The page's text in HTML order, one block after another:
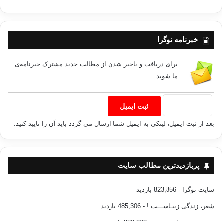
آنها تصور می کردند آقا تنها به دلیل زیبایی های ظاهری شان جذبشان شده و
او بفهماند که بهتر است این رابطه تمام شود.
خانم هایی که از خیانت جنسی بیشتر آسیب می بینند به مردها به عنوان
دست آویزی برای بر آورده کردن نیازهای جنسی شان نگاه می کنند. به همین
دلیل در زمان بروز خیانت جنسی احساس می کنند که شریک زندگی شان
توجه خود را به کس دیگری معطوف کرده حالا چه صرفا از نظر جنسی باشد و
چه از نظر احساسی و جنسی. آنها در این حالت تصمصم گیرند که رابطه را
ترک گفته و به سوی یکی دیگر از خواستگارهای خود بروند.
شما به راحتی می توانید چنین خانم هایی را شناسایی کنید. آنها به دنبال
توانایی های ذهنی در آقایون نمی گردند. آنها با مردها ارتباط عاطفی چندانی
یک چنین رابطه ای قرار بگیرید خودتان متوجه می شوید که توجه بیشتر بر
روی مسائل فیزیکی است.اگر نامزد و یا همسر شما جزء این دسته از خانم ها
خبرنامه نوگرا
برای دریافت و باخبر شدن از مطالب جدید مشترک خبرنامه‌ی
ما شوید.
بعد از ثبت ایمیل، لینکی به ایمیل شما ارسال می گردد باید آن را تایید کنید.
پربازدیدترین مطالب سایت
سایت نوگرا - 823,856 بازدید
شعر، زندگی زیبـاســـت ! - 485,306 بازدید